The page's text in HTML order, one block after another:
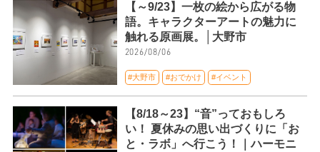
【～9/23】一枚の絵から広がる物
語。キャラクターアートの魅力に
触れる原画展。│大野市
2026/08/06
#大野市 #おでかけ #イベント
【8/18～23】“音”っておもしろ
い！ 夏休みの思い出づくりに「お
と・ラボ」へ行こう！｜ハーモニ